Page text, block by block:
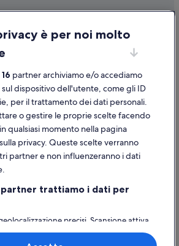
e segnalazione dei contenuti
di un hotel o una casa vacanze
internazionali
è per noi molto
16 partner archiviamo e/o accediamo
sul dispositivo dell'utente, come gli ID
per il trattamento dei dati personali.
o gestire le proprie scelte facendo
qualsiasi momento nella pagina
privacy. Queste scelte verranno
partner e non influenzeranno i dati
trattiamo i dati per
precisi. Scansione attiva
del dispositivo ai fini
Archiviare informazioni su dispositivo